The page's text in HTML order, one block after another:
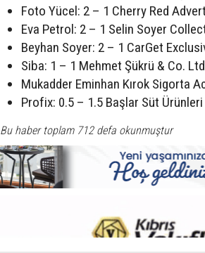
Foto Yücel: 2 – 1 Cherry Red
Eva Petrol: 2 – 1 Selin Soyer
Beyhan Soyer: 2 – 1 CarGet
Siba: 1 – 1 Mehmet Şükrü & Co.
Mukadder Eminhan Kırok Sigorta
Profix: 0.5 – 1.5 Başlar Süt Ürünleri
Bu haber toplam 712 defa okunmuştur